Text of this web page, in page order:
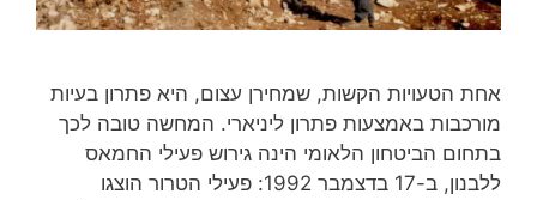
אחת הטעויות הקשות, שמחירן עצום, היא פתרון בעיות
מורכבות באמצעות פתרון ליניארי. המחשה טובה לכך
בתחום הביטחון הלאומי הינה גירוש פעילי החמאס
ללבנון, ב-17 בדצמבר 1992: פעילי הטרור הוצגו